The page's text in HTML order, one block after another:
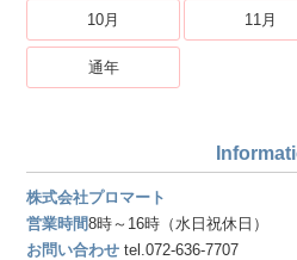
10月 11月
通年
株式会社プロマート
営業時間8時～16時（水日祝休日）
お問い合わせ tel.072-636-7707